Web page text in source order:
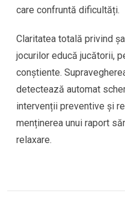
care confruntă dificultăți.
Claritatea totală privind
jocurilor educă jucătorii,
conștiente.
detectează automat
intervenții preventive și
menținerea unui raport
relaxare.